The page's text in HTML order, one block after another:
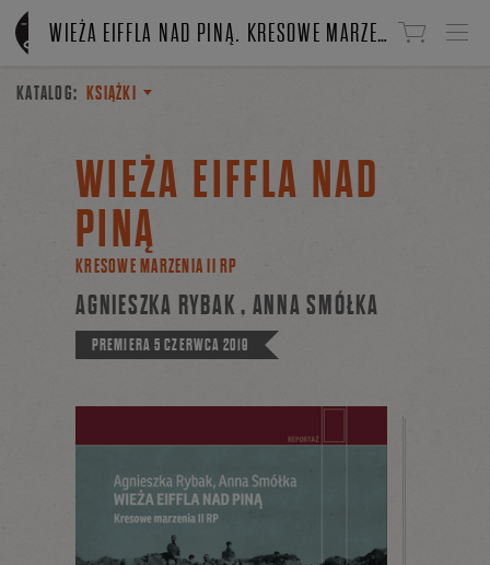
Linki do przejścia
WIEŻA EIFFLA NAD PINĄ. KRESOWE MARZENIA II RP
KATALOG: KSIĄŻKI
WIEŻA EIFFLA NAD
PINĄ
KRESOWE MARZENIA II RP
AGNIESZKA RYBAK , ANNA SMÓŁKA
PREMIERA5 CZERWCA 2019